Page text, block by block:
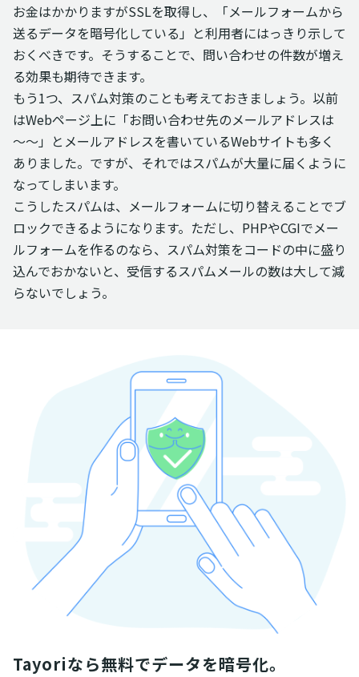
お金はかかりますがSSLを取得し、「メールフォームから
送るデータを暗号化している」と利用者にはっきり示して
おくべきです。そうすることで、問い合わせの件数が増え
る効果も期待できます。
もう1つ、スパム対策のことも考えておきましょう。以前
はWebページ上に「お問い合わせ先のメールアドレスは
～～」とメールアドレスを書いているWebサイトも多く
ありました。ですが、それではスパムが大量に届くように
なってしまいます。
こうしたスパムは、メールフォームに切り替えることでブ
ロックできるようになります。ただし、PHPやCGIでメー
ルフォームを作るのなら、スパム対策をコードの中に盛り
込んでおかないと、受信するスパムメールの数は大して減
らないでしょう。
Tayoriなら無料でデータを暗号化。